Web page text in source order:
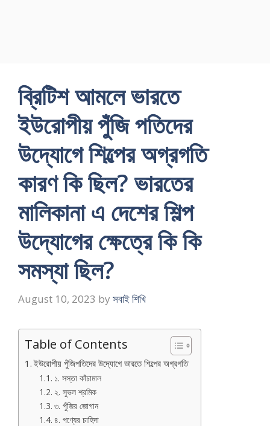
ব্রিটিশ আমলে ভারতে
ইউরোপীয় পুঁজি পতিদের
উদ্যোগে শিল্পের অগ্রগতি
কারণ কি ছিল? ভারতের
মালিকানা এ দেশের শিল্প
উদ্যোগের ক্ষেত্রে কি কি
সমস্যা ছিল?
August 10, 2023 by সবাই শিখি
Table of Contents
ইউরোপীয় পুঁজিপতিদের উদ্যোগে ভারতে শিল্পের অগ্রগতি
১. সস্তা কাঁচামাল
২. সুভল শ্রমিক
৩. পুঁজির জোগান
৪. পণ্যের চাহিদা